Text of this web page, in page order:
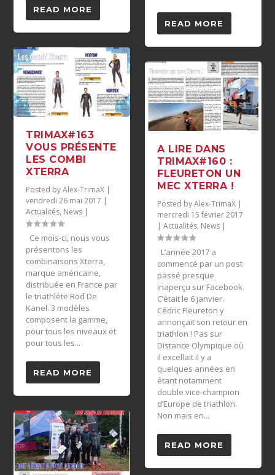
READ MORE
TRIMAX#163
VOUS PRÉSENTE
LES COMBI
XTERRA
Posted byAlex-TrimaX |
vendredi 26 mai 2017 |
Actualités, News |
Ce mois-ci, nous vous
présentons les
combinaisons Xterra,
marque américaine,
distribuée en France par
le triathlète Rod De
Kanel. 3 modèles
composent la gamme,
pour tous les niveaux et
pour tous les...
READ MORE
READ MORE
A LIRE DANS
TRIMAX#160 :
FLEURETON UN
MEC XTERRA !
Posted byAlex-TrimaX |
mercredi 15 février 2017
| Actualités, News |
L’année 2017 a
commencé par un post
passé presque
inaperçu sur Facebook.
C’était le 6 janvier.
Cédric Fleureton y
annonçait son retour en
triathlon ! Pas sur
Distance Olympique où
il excellait il y a
quelques années en
étant notamment
double vice-champion
d’Europe de triathlon.
Non mais en...
READ MORE